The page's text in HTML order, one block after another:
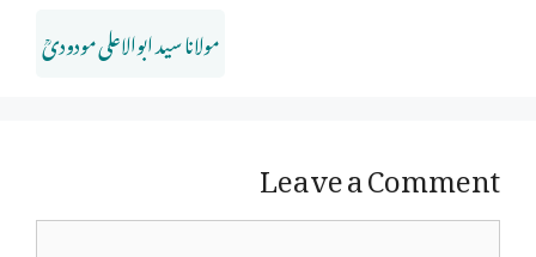
مولانا سید ابوالاعلی مودودیؒ
Leave a Comment